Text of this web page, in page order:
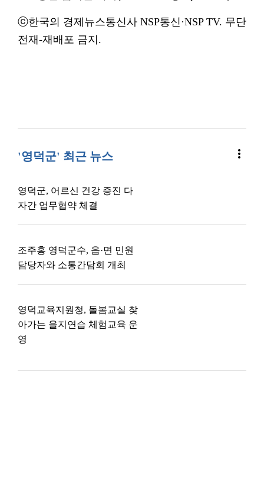
ⓒ한국의 경제뉴스통신사 NSP통신·NSP TV. 무단
전재-재배포 금지.
'영덕군' 최근 뉴스 more_vert
영덕군, 어르신 건강 증진 다
자간 업무협약 체결
조주홍 영덕군수, 읍·면 민원
담당자와 소통간담회 개최
영덕교육지원청, 돌봄교실 찾
아가는 을지연습 체험교육 운
영